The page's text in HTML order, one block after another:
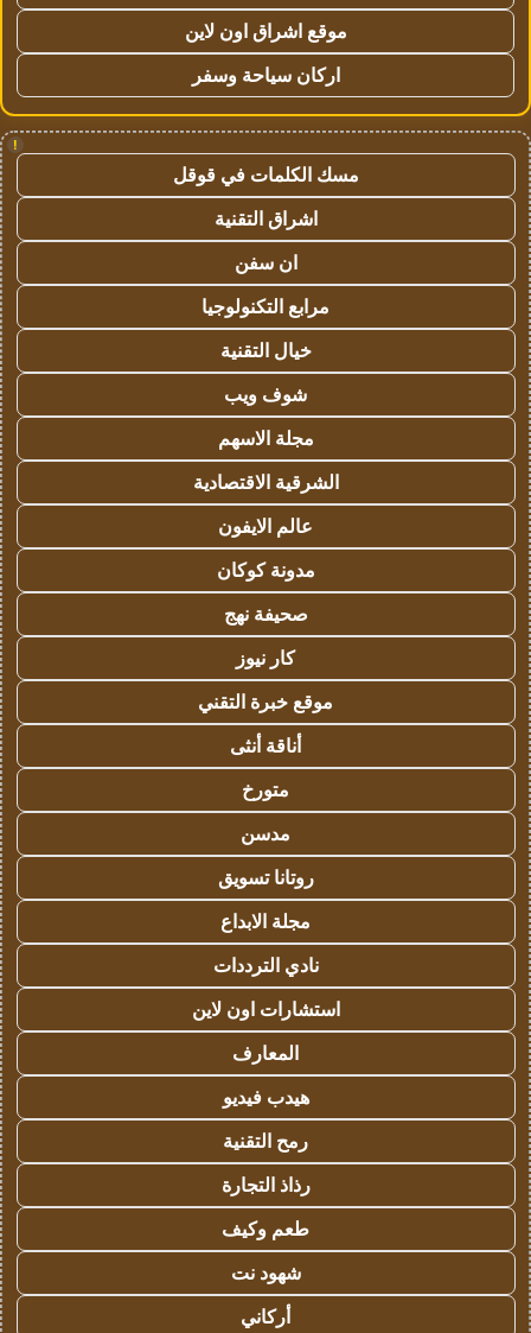
موقع اشراق اون لاين
اركان سياحة وسفر
!
مسك الكلمات في قوقل
اشراق التقنية
ان سفن
مرابع التكنولوجيا
خيال التقنية
شوف ويب
مجلة الاسهم
الشرقية الاقتصادية
عالم الايفون
مدونة كوكان
صحيفة نهج
كار نيوز
موقع خبرة التقني
أناقة أنثى
متورخ
مدسن
روتانا تسويق
مجلة الابداع
نادي الترددات
استشارات اون لاين
المعارف
هيدب فيديو
رمح التقنية
رذاذ التجارة
طعم وكيف
شهود نت
أركاني